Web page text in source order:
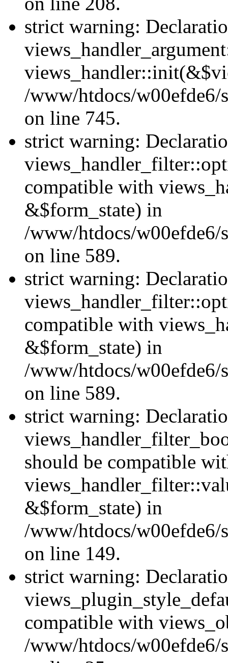
strict warning:
/www/htdocs/w00efde6/
on line 745.
strict warning:
compatible with
&$form_state) in
/www/htdocs/w00efde6/
on line 589.
strict warning:
compatible with
&$form_state) in
/www/htdocs/w00efde6/
on line 589.
strict warning:
should be compatible
&$form_state) in
/www/htdocs/w00efde6/
on line 149.
strict warning:
compatible with
/www/htdocs/